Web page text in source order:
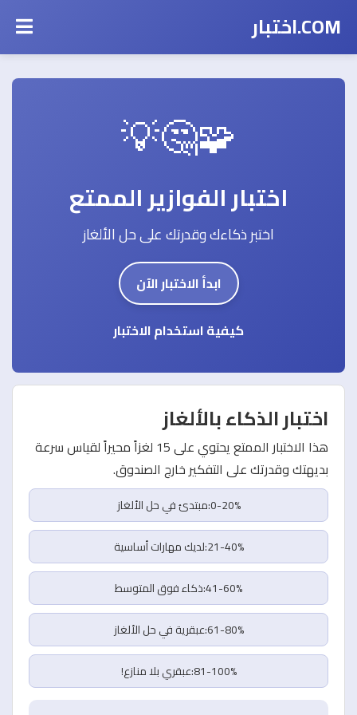
COM.اختبار
🧩🤔💡
اختبار الفوازير الممتع
اختبر ذكاءك وقدرتك على حل الألغاز
ابدأ الاختبار الآن
كيفية استخدام الاختبار
اختبار الذكاء بالألغاز
هذا الاختبار الممتع يحتوي على 15 لغزاً محيراً لقياس سرعة
بديهتك وقدرتك على التفكير خارج الصندوق.
0-20%:مبتدئ في حل الألغاز
21-40%:لديك مهارات أساسية
41-60%:ذكاء فوق المتوسط
61-80%:عبقرية في حل الألغاز
81-100%:عبقري بلا منازع!